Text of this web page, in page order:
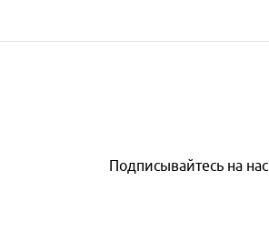
Подписывайтесь на нас